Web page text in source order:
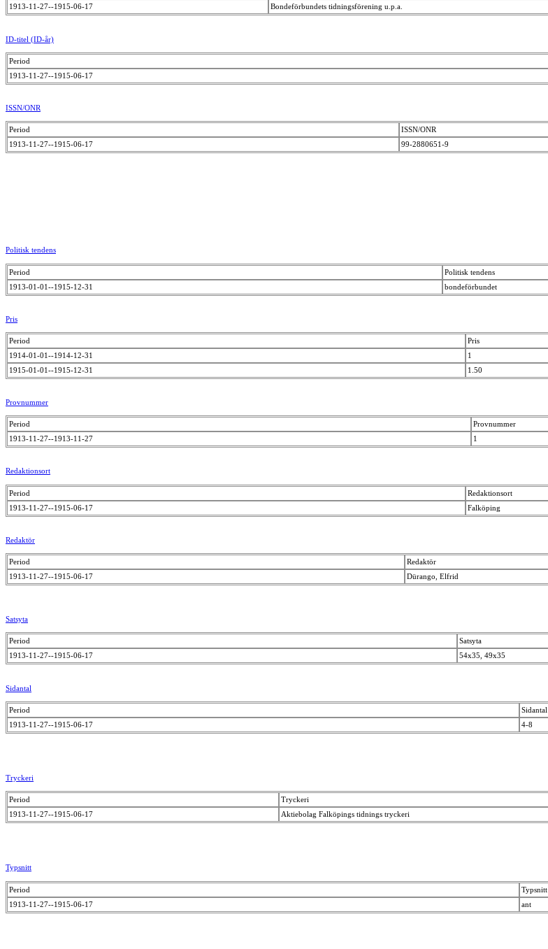
1913-11-27--1915-06-17
Bondeförbundets tidningsförening u.p.a.
ID-titel (ID-år)
Period
1913-11-27--1915-06-17
ISSN/ONR
Period ISSN/ONR
1913-11-27--1915-06-17
99-2880651-9
Politisk tendens
Period Politisk tendens
1913-01-01--1915-12-31
bondeförbundet
Pris
Period Pris
1914-01-01--1914-12-31
1
1915-01-01--1915-12-31
1.50
Provnummer
Period Provnummer
1913-11-27--1913-11-27
1
Redaktionsort
Period Redaktionsort
1913-11-27--1915-06-17
Falköping
Redaktör
Period Redaktör
1913-11-27--1915-06-17
Dürango, Elfrid
Satsyta
Period Satsyta
1913-11-27--1915-06-17
54x35, 49x35
Sidantal
Period Sidantal
1913-11-27--1915-06-17
4-8
Tryckeri
Period Tryckeri
1913-11-27--1915-06-17
Aktiebolag Falköpings tidnings tryckeri
Typsnitt
Period Typsnitt
1913-11-27--1915-06-17
ant